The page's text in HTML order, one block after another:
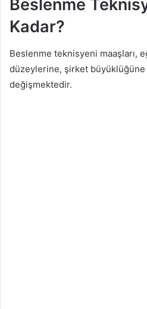
Beslenme
Kadar?
Beslenme teknisyeni maaşları,
düzeylerine, şirket
değişmektedir.